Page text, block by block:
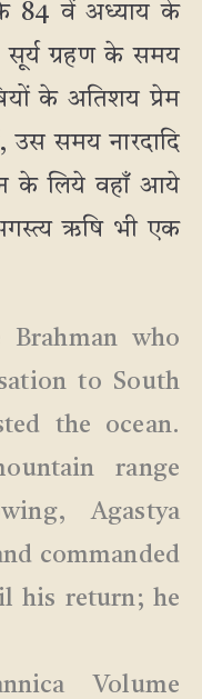
के 84 वें अध्याय के
सूर्य ग्रहण के समय
के अतिशय प्रेम
उस समय नारदादि
के लिये वहाँ आये
ऋषि भी एक
Brahman who
to South
the ocean.
range
Agastya
commanded
his return; he
Volume